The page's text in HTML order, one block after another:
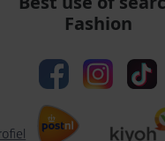
Fashion